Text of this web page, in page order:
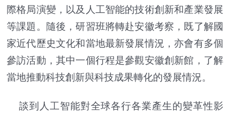
際格局演變，以及人工智能的技術創新和產業發展
等課題。隨後，研習班將轉赴安徽考察，既了解國
家近代歷史文化和當地最新發展情況，亦會有多個
參訪活動，其中一個行程是參觀安徽創新館，了解
當地推動科技創新與科技成果轉化的發展情況。
談到人工智能對全球各行各業產生的變革性影